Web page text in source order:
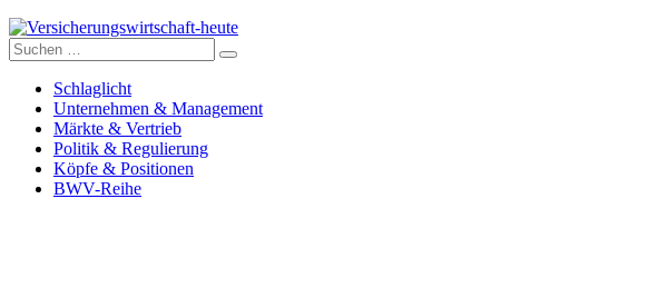
Versicherungswirtschaft-heute
Suche
nach:
Schlaglicht
Unternehmen & Management
Märkte & Vertrieb
Politik & Regulierung
Köpfe & Positionen
BWV-Reihe